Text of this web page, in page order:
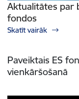
Aktualitātes par
fondos
Skatīt vairāk
Paveiktais ES
vienkāršošanā